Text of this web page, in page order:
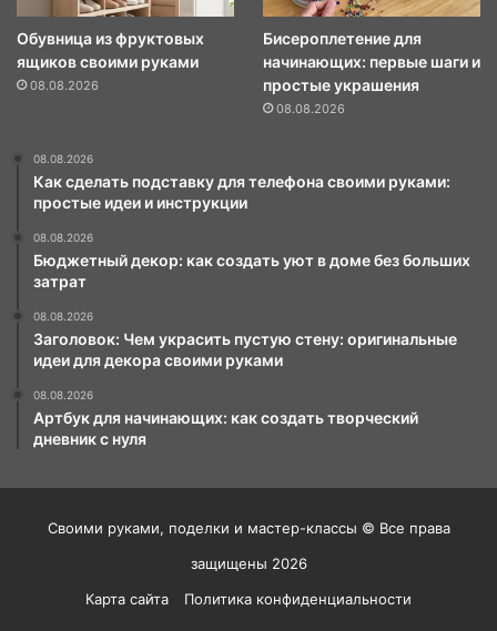
Обувница из фруктовых
ящиков своими руками
08.08.2026
Бисероплетение для
начинающих: первые шаги и
простые украшения
08.08.2026
08.08.2026
Как сделать подставку для телефона своими руками:
простые идеи и инструкции
08.08.2026
Бюджетный декор: как создать уют в доме без больших
затрат
08.08.2026
Заголовок: Чем украсить пустую стену: оригинальные
идеи для декора своими руками
08.08.2026
Артбук для начинающих: как создать творческий
дневник с нуля
Своими руками, поделки и мастер-классы © Все права
защищены 2026
Карта сайта
Политика конфиденциальности